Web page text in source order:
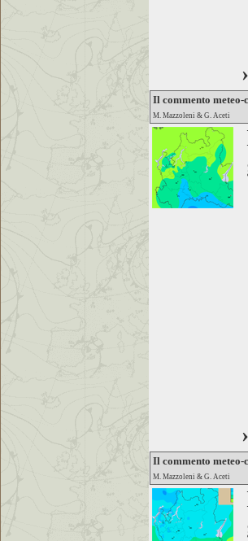
Il commento
M. Mazzoleni & G. Aceti
Il commento
M. Mazzoleni & G. Aceti